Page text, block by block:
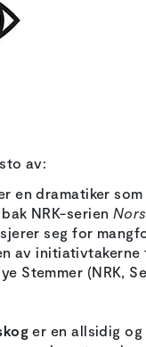
av:
en dramatiker
NRK-serien
seg for
av initiativtakerne
Stemmer (NRK,
er en allsidig